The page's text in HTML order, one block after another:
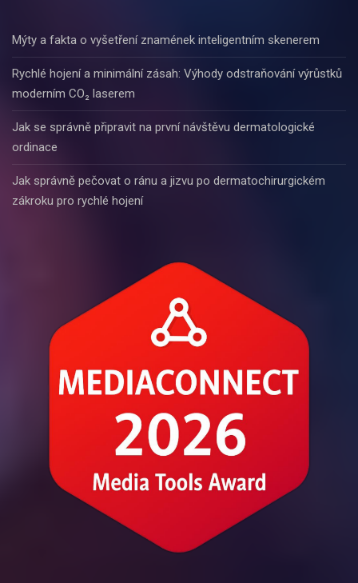
Mýty a fakta o vyšetření znamének inteligentním skenerem
Rychlé hojení a minimální zásah: Výhody odstraňování výrůstků
moderním CO₂ laserem
Jak se správně připravit na první návštěvu dermatologické
ordinace
Jak správně pečovat o ránu a jizvu po dermatochirurgickém
zákroku pro rychlé hojení